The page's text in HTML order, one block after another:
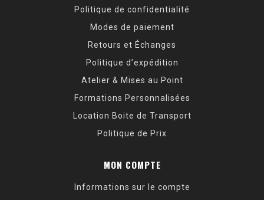
Politique de confidentialité
Modes de paiement
Retours et Échanges
Politique d’expédition
Atelier & Mises au Point
Formations Personnalisées
Location Boite de Transport
Politique de Prix
MON COMPTE
Informations sur le compte